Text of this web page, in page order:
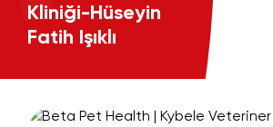
Kliniği-Hüseyin
Fatih Işıklı